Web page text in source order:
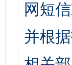
网短
并根